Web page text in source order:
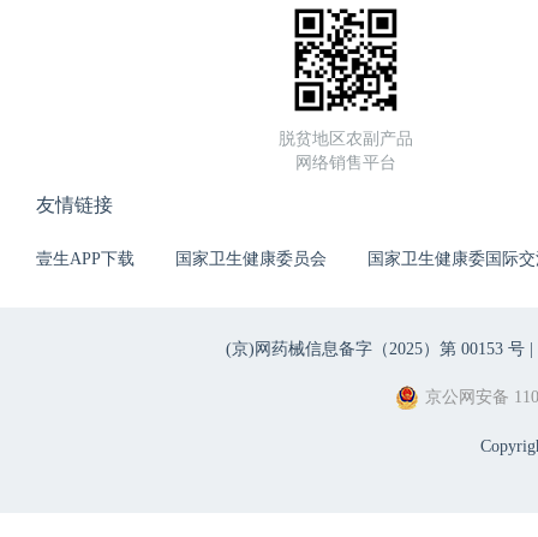
脱贫地区农副产品
网络销售平台
友情链接
壹生APP下载 国家卫生健康委员会 国家卫生健康委国际
(京)网药械信息备字（2025）第 00153 号 |
京公网安备